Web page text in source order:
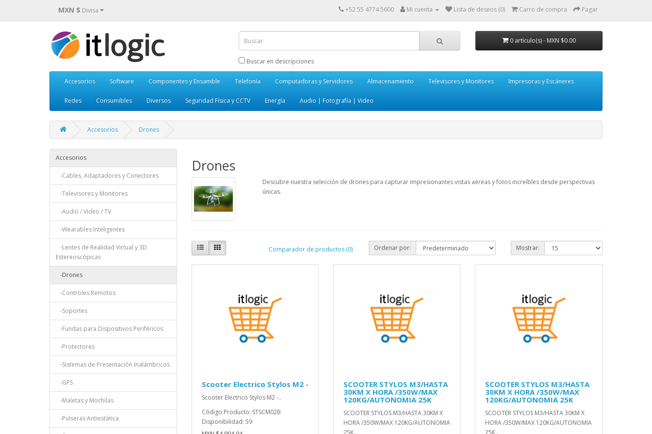
MXN $ Divisa +52 55 4774 5600 Mi cuenta Lista de deseos (0) Carro de compra Pagar
Buscar en descripciones
0 artículo(s) - MXN $0.00
Accesorios Software Componentes y Ensamble Telefonía Computadoras y Servidores Almacenamiento Televisores y Monitores Impresoras y Escáneres
Redes Consumibles Diversos Seguridad Física y CCTV Energía Audio | Fotografía | Video
Accesorios Drones
Accesorios
-Cables, Adaptadores y Conectores
-Televisores y Monitores
-Audio / Video / TV
-Wearables Inteligentes
-Lentes de Realidad Virtual y 3D
Estereoscópicas
-Drones
-Controles Remotos
-Soportes
-Fundas para Dispositivos Periféricos
-Protectores
-Sistemas de Presentación Inalámbricos
-GPS
-Maletas y Mochilas
-Pulseras Antiestática
Drones
Descubre nuestra selección de drones para capturar impresionantes vistas aéreas y fotos increíbles desde perspectivas
únicas.
Comparador de productos (0) Ordenar por: Mostrar:
Scooter Electrico Stylos M2 -
Scooter Electrico Stylos M2 -..
Código Producto: STSCM02B
Disponibilidad: 59
SCOOTER STYLOS M3/HASTA
30KM X HORA /350W/MAX
120KG/AUTONOMIA 25K
SCOOTER STYLOS M3/HASTA 30KM X
HORA /350W/MAX 120KG/AUTONOMIA
25K..
SCOOTER STYLOS M3/HASTA
30KM X HORA /350W/MAX
120KG/AUTONOMIA 25K
SCOOTER STYLOS M3/HASTA 30KM X
HORA /350W/MAX 120KG/AUTONOMIA
25K..